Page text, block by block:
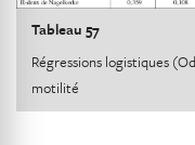
Tableau 57
Régressions logistiques
motilité